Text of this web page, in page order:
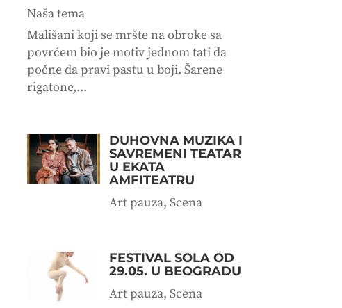
Naša tema
Mališani koji se mršte na obroke sa
povrćem bio je motiv jednom tati da
počne da pravi pastu u boji. Šarene
rigatone,...
DUHOVNA MUZIKA I
SAVREMENI TEATAR
U EKATA
AMFITEATRU
Art pauza, Scena
FESTIVAL SOLA OD
29.05. U BEOGRADU
Art pauza, Scena